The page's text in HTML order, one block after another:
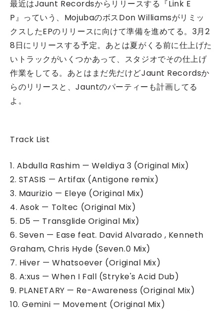
最近はJaunt Recordsからリリースする『Link E
P』っていう、MojubaのボスDon Williamsがリミッ
クスしたEPのリリースに向けて準備を進めてる。3月2
8日にリリースする予定。あとは夏がくる前に仕上げた
いトラックがいくつかあって、スタジオでその仕上げ
作業をしてる。あとはまだ先だけどJaunt Recordsか
らのリリースと、Jauntのパーティーも計画してる
よ。
Track List
1. Abdulla Rashim — Weldiya 3 (Original Mix)
2. STASIS — Artifax (Antigone remix)
3. Maurizio — Eleye (Original Mix)
4. Asok — Toltec (Original Mix)
5. D5 — Transglide Original Mix)
6. Seven — Ease feat. David Alvarado , Kenneth
Graham, Chris Hyde (Seven.0 Mix)
7. Hiver — Whatsoever (Original Mix)
8. A:xus — When I Fall (Stryke's Acid Dub)
9. PLANETARY — Re-Awareness (Original Mix)
10. Gemini — Movement (Original Mix)